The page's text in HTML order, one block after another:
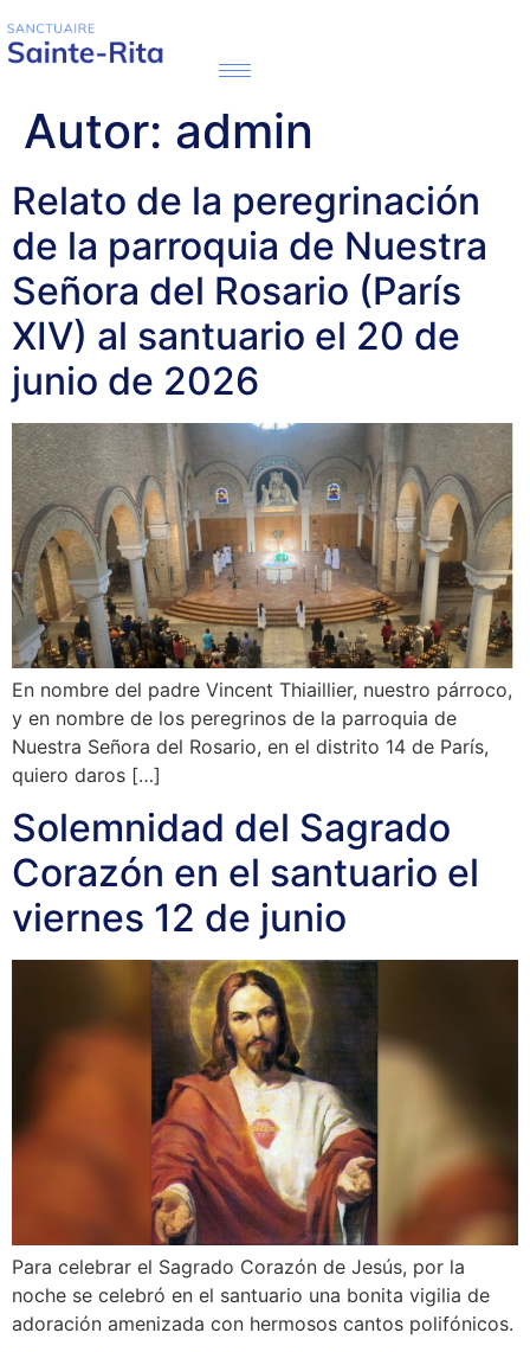
Autor: admin
Relato de la peregrinación
de la parroquia de Nuestra
Señora del Rosario (París
XIV) al santuario el 20 de
junio de 2026
En nombre del padre Vincent Thiaillier, nuestro párroco,
y en nombre de los peregrinos de la parroquia de
Nuestra Señora del Rosario, en el distrito 14 de París,
quiero daros […]
Solemnidad del Sagrado
Corazón en el santuario el
viernes 12 de junio
Para celebrar el Sagrado Corazón de Jesús, por la
noche se celebró en el santuario una bonita vigilia de
adoración amenizada con hermosos cantos polifónicos.